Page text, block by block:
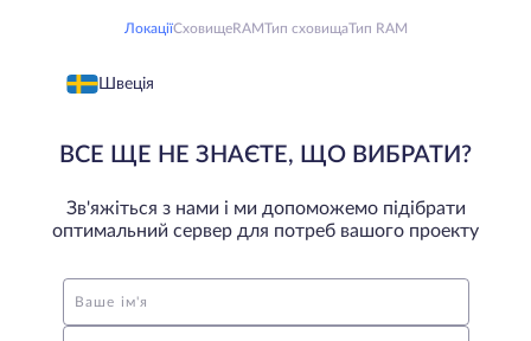
ЛокаціїСховищеRAMТип сховищаТип RAM
Швеція
ВСЕ ЩЕ НЕ ЗНАЄТЕ, ЩО ВИБРАТИ?
Зв'яжіться з нами і ми допоможемо підібрати
оптимальний сервер для потреб вашого проекту
Ваше ім'я